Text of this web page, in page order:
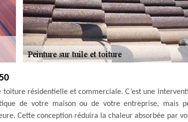
toiture résidentielle et commerciale. C’est une
de votre maison ou de votre entreprise, mais
Cette conception réduira la chaleur absorbée par